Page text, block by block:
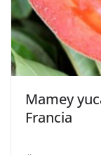
Mamey
Francia